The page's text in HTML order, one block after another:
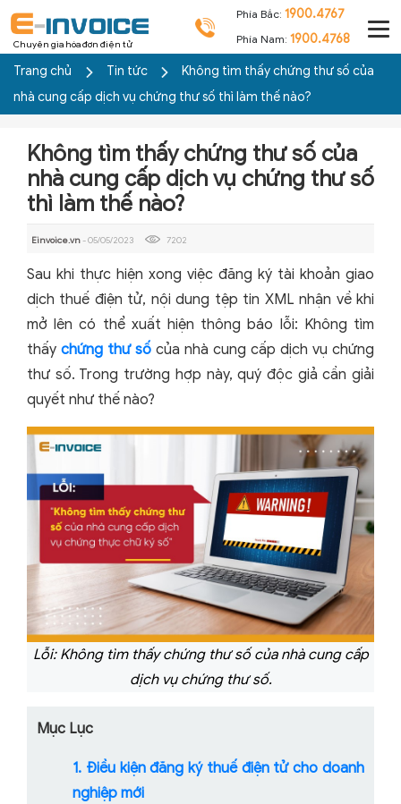
Chuyên gia hóa đơn điện tử
Phía Bắc: 1900.4767
Phía Nam: 1900.4768
Trang chủ Tin tức
Không tìm thấy chứng thư số của
nhà cung cấp dịch vụ chứng thư số thì làm thế nào?
Không tìm thấy chứng thư số của
nhà cung cấp dịch vụ chứng thư số
thì làm thế nào?
Einvoice.vn- 05/05/2023 7202
Sau khi thực hiện xong việc đăng ký tài khoản giao
dịch thuế điện tử, nội dung tệp tin XML nhận về khi
mở lên có thể xuất hiện thông báo lỗi: Không tìm
thấy chứng thư số của nhà cung cấp dịch vụ chứng
thư số. Trong trường hợp này, quý độc giả cần giải
quyết như thế nào?
Lỗi: Không tìm thấy chứng thư số của nhà cung cấp
dịch vụ chứng thư số.
Mục Lục
1. Điều kiện đăng ký thuế điện tử cho doanh
nghiệp mới